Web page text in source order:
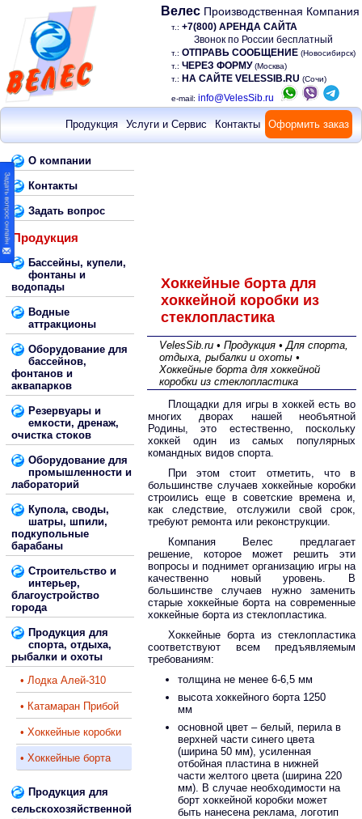
Велес Производственная Компания
т.: +7(800) АРЕНДА САЙТА
Звонок по России бесплатный
т.: ОТПРАВЬ СООБЩЕНИЕ (Новосибирск)
т.: ЧЕРЕЗ ФОРМУ (Москва)
т.: НА САЙТЕ VELESSIB.RU (Сочи)
e-mail: info@VelesSib.ru
Продукция Услуги и Сервис Контакты Оформить заказ
О компании
Контакты
Задать вопрос
Продукция
Бассейны, купели,
фонтаны и
водопады
Водные
аттракционы
Оборудование для
бассейнов,
фонтанов и
аквапарков
Резервуары и
емкости, дренаж,
очистка стоков
Оборудование для
промышленности и
лабораторий
Купола, своды,
шатры, шпили,
подкупольные
барабаны
Строительство и
интерьер,
благоустройство
города
Продукция для
спорта, отдыха,
рыбалки и охоты
• Лодка Алей-310
• Катамаран Прибой
• Хоккейные коробки
• Хоккейные борта
Продукция для
сельскохозяйственной
Хоккейные борта для
хоккейной коробки из
стеклопластика
VelesSib.ru • Продукция • Для спорта,
отдыха, рыбалки и охоты •
Хоккейные борта для хоккейной
коробки из стеклопластика
Площадки для игры в хоккей есть во
многих дворах нашей необъятной
Родины, это естественно, поскольку
хоккей один из самых популярных
командных видов спорта.
При этом стоит отметить, что в
большинстве случаев хоккейные коробки
строились еще в советские времена и,
как следствие, отслужили свой срок,
требуют ремонта или реконструкции.
Компания Велес предлагает
решение, которое может решить эти
вопросы и поднимет организацию игры на
качественно новый уровень. В
большинстве случаев нужно заменить
старые хоккейные борта на современные
хоккейные борта из стеклопластика.
Хоккейные борта из стеклопластика
соответствуют всем предъявляемым
требованиям:
толщина не менее 6-6,5 мм
высота хоккейного борта 1250
мм
основной цвет – белый, перила в
верхней части синего цвета
(ширина 50 мм), усиленная
отбойная пластина в нижней
части желтого цвета (ширина 220
мм). В случае необходимости на
борт хоккейной коробки может
быть нанесена реклама, логотип